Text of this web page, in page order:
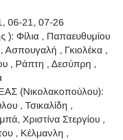
06-21, 07-26
Φίλια , Παπαευθυμίου
Ασπουγαλή , Γκιολέκα ,
, Ράπτη , Δεσύπρη ,
(Νικολακοπούλου):
, Τσικαλίδη ,
Χριστίνα Στεργίου ,
, Κέλμανλη ,